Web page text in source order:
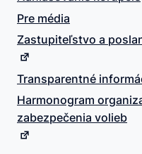
Pre média
Zastupiteľstvo a
Transparentné
Harmonogram
zabezpečenia volieb